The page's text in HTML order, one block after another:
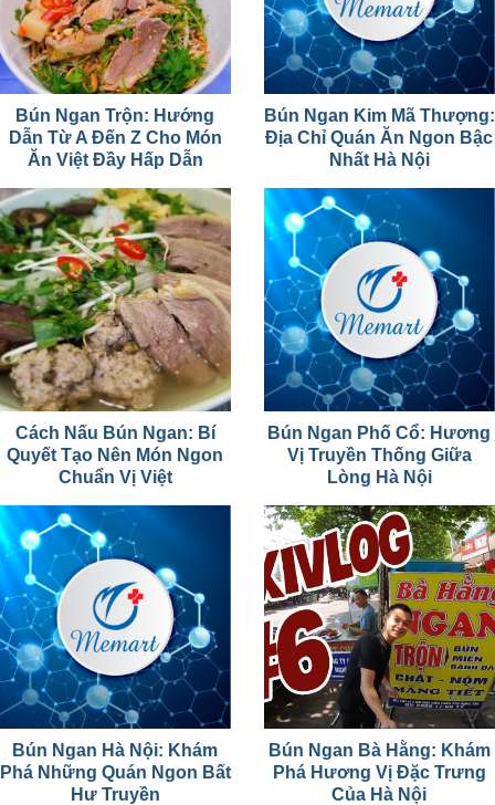
Bún Ngan Trộn: Hướng
Dẫn Từ A Đến Z Cho Món
Ăn Việt Đầy Hấp Dẫn
Bún Ngan Kim Mã Thượng:
Địa Chỉ Quán Ăn Ngon Bậc
Nhất Hà Nội
Cách Nấu Bún Ngan: Bí
Quyết Tạo Nên Món Ngon
Chuẩn Vị Việt
Bún Ngan Phố Cổ: Hương
Vị Truyền Thống Giữa
Lòng Hà Nội
Bún Ngan Hà Nội: Khám
Phá Những Quán Ngon Bất
Hư Truyền
Bún Ngan Bà Hằng: Khám
Phá Hương Vị Đặc Trưng
Của Hà Nội